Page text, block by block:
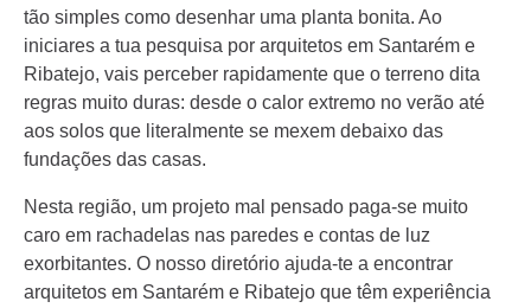
tão simples como desenhar uma planta bonita. Ao
iniciares a tua pesquisa por arquitetos em Santarém e
Ribatejo, vais perceber rapidamente que o terreno dita
regras muito duras: desde o calor extremo no verão até
aos solos que literalmente se mexem debaixo das
fundações das casas.
Nesta região, um projeto mal pensado paga-se muito
caro em rachadelas nas paredes e contas de luz
exorbitantes. O nosso diretório ajuda-te a encontrar
arquitetos em Santarém e Ribatejo que têm experiência